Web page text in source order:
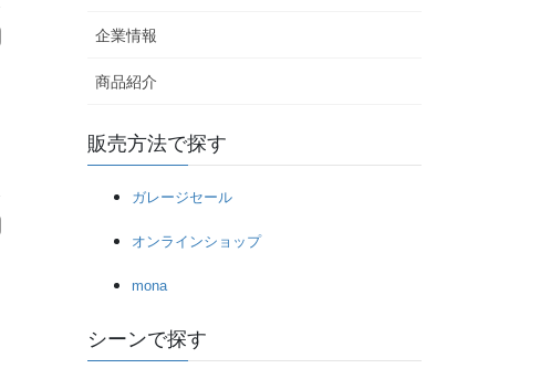
企業情報
商品紹介
販売方法で探す
ガレージセール
オンラインショップ
mona
シーンで探す